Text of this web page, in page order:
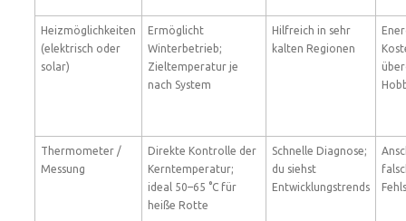
Heizmöglichkeiten
(elektrisch oder
solar)
Ermöglicht
Winterbetrieb;
Zieltemperatur je
nach System
Hilfreich in sehr
kalten Regionen
Thermometer /
Messung
Direkte Kontrolle der
Kerntemperatur;
ideal 50–65 °C für
heiße Rotte
Schnelle Diagnose;
du siehst
Entwicklungstrends